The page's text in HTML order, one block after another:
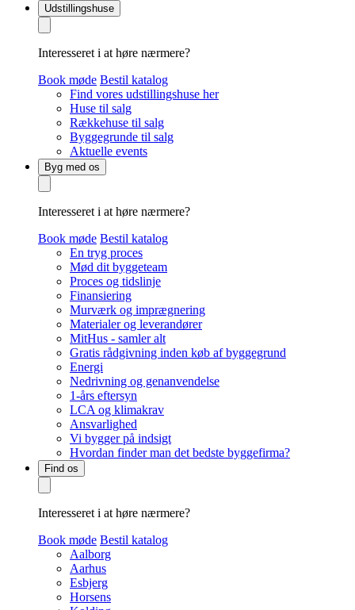
Udstillingshuse
Interesseret i at høre nærmere?
Book møde Bestil katalog
Find vores udstillingshuse her
Huse til salg
Rækkehuse til salg
Byggegrunde til salg
Aktuelle events
Byg med os
Interesseret i at høre nærmere?
Book møde Bestil katalog
En tryg proces
Mød dit byggeteam
Proces og tidslinje
Finansiering
Murværk og imprægnering
Materialer og leverandører
MitHus - samler alt
Gratis rådgivning inden køb af byggegrund
Energi
Nedrivning og genanvendelse
1-års eftersyn
LCA og klimakrav
Ansvarlighed
Vi bygger på indsigt
Hvordan finder man det bedste byggefirma?
Find os
Interesseret i at høre nærmere?
Book møde Bestil katalog
Aalborg
Aarhus
Esbjerg
Horsens